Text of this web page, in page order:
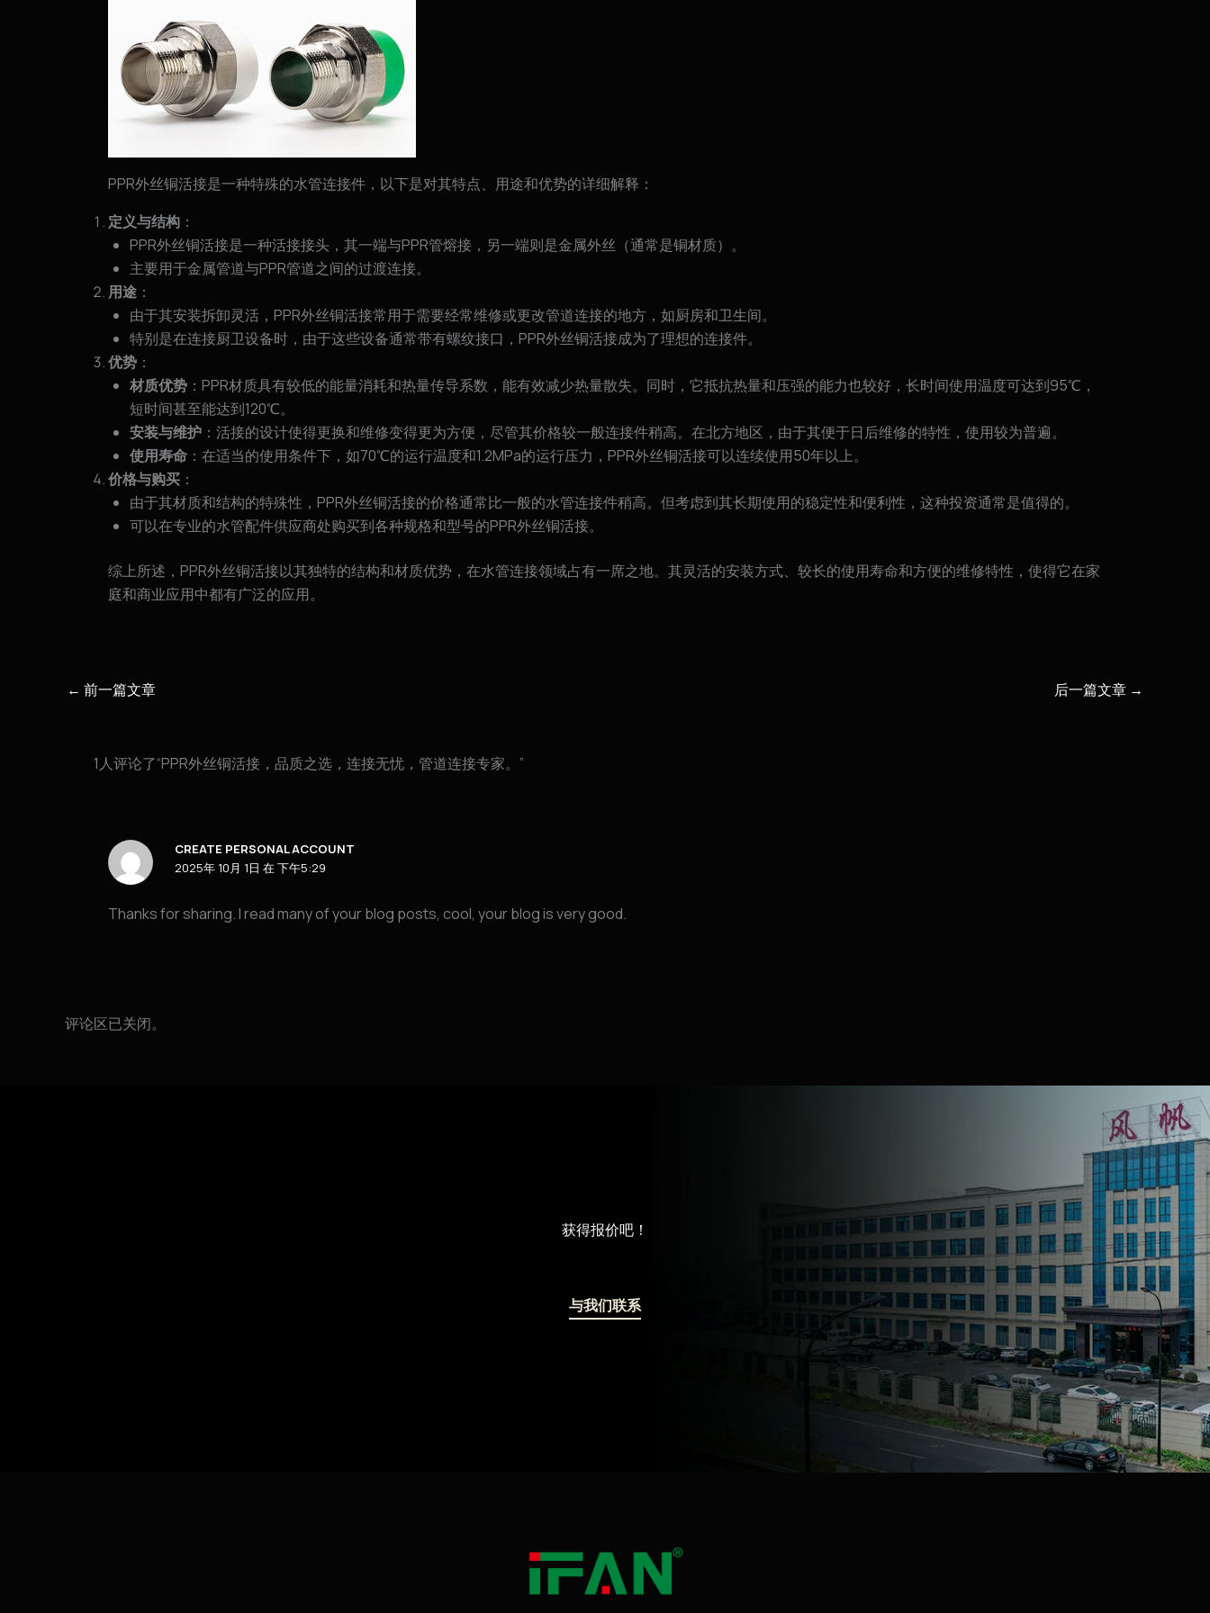
PPR外丝铜活接是一种特殊的水管连接件，以下是对其特点、用途和优势的详细解释：
定义与结构 ：
PPR外丝铜活接是一种活接接头，其一端与PPR管熔接，另一端则是金属外丝（通常是铜材质）。
主要用于金属管道与PPR管道之间的过渡连接。
用途 ：
由于其安装拆卸灵活，PPR外丝铜活接常用于需要经常维修或更改管道连接的地方，如厨房和卫生间。
特别是在连接厨卫设备时，由于这些设备通常带有螺纹接口，PPR外丝铜活接成为了理想的连接件。
优势 ：
材质优势 ：PPR材质具有较低的能量消耗和热量传导系数，能有效减少热量散失。同时，它抵抗热量和压强的能力也较好，长时间使用温度可达到95℃，
短时间甚至能达到120℃。
安装与维护 ：活接的设计使得更换和维修变得更为方便，尽管其价格较一般连接件稍高。在北方地区，由于其便于日后维修的特性，使用较为普遍。
使用寿命 ：在适当的使用条件下，如70℃的运行温度和1.2MPa的运行压力，PPR外丝铜活接可以连续使用50年以上。
价格与购买 ：
由于其材质和结构的特殊性，PPR外丝铜活接的价格通常比一般的水管连接件稍高。但考虑到其长期使用的稳定性和便利性，这种投资通常是值得的。
可以在专业的水管配件供应商处购买到各种规格和型号的PPR外丝铜活接。
综上所述，PPR外丝铜活接以其独特的结构和材质优势，在水管连接领域占有一席之地。其灵活的安装方式、较长的使用寿命和方便的维修特性，使得它在家
庭和商业应用中都有广泛的应用。
← 前一篇文章 后一篇文章 →
1人评论了“PPR外丝铜活接，品质之选，连接无忧，管道连接专家。”
CREATE PERSONAL ACCOUNT
2025年 10月 1日 在 下午5:29
Thanks for sharing. I read many of your blog posts, cool, your blog is very good.
评论区已关闭。
获得报价吧！
与我们联系